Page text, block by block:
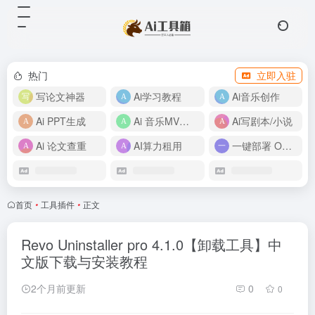
热门
立即入驻
写论文神器
Ai学习教程
Ai音乐创作
Ai PPT生成
Ai 音乐MV制作
Ai写剧本/小说
Ai 论文查重
AI算力租用 一键部署 OpenClaw
首页 • 工具插件 • 正文
Revo Uninstaller pro 4.1.0【卸载工具】中
文版下载与安装教程
2个月前更新 0 0